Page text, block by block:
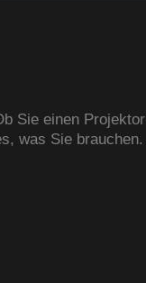
Sie einen Projektor
was Sie brauchen.